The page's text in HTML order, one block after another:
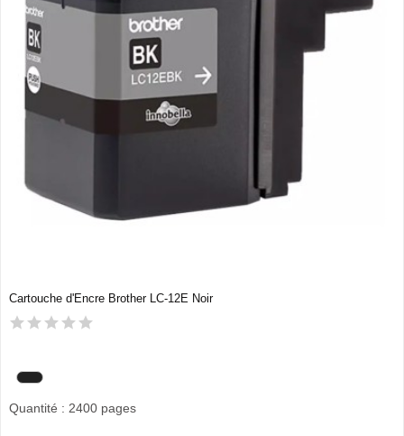
Cartouche d'Encre Brother LC-12E Noir
Quantité : 2400 pages